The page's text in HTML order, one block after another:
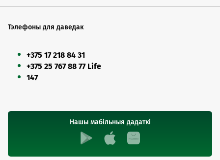
Тэлефоны для даведак
+375 17 218 84 31
+375 25 767 88 77 Life
147
Нашы мабільныя дадаткі